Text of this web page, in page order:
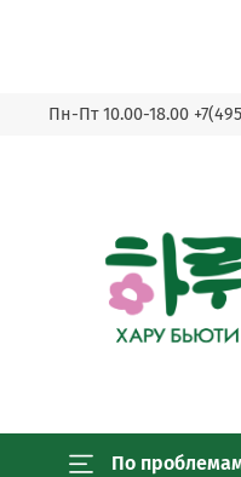
Пн-Пт 10.00-18.00
По